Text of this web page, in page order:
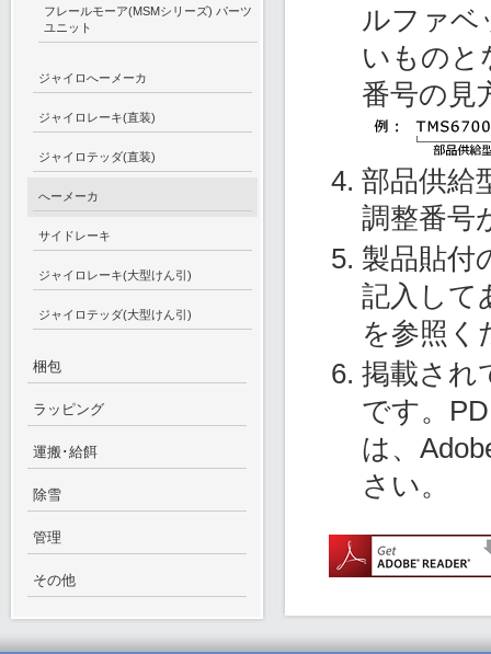
フレールモーア(MSMシリーズ) パーツ
ユニット
ジャイロへーメーカ
ジャイロレーキ(直装)
ジャイロテッダ(直装)
へーメーカ
サイドレーキ
ジャイロレーキ(大型けん引)
ジャイロテッダ(大型けん引)
梱包
ラッピング
運搬･給餌
除雪
管理
その他
ルファベ
いものと
番号の見
部品供給
調整番号
製品貼付
記入して
を参照く
掲載され
です。
は、
さい。